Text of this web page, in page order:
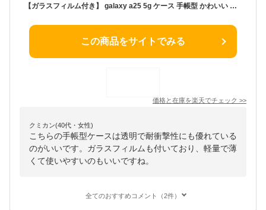
【ガラスフィルム付き】 galaxy a25 5g ケース 手帳型 かわいい クリア カバー 透明 保護フィルム 手帳 無地 ギャラクシー A25 5G ケース スマホケース シンプル かっこいい おしゃれ 耐衝撃 保護ガラス サムスン 携帯カバー 携帯ケース スマホカバー 人気
この商品をサイトでみる
価格と在庫を楽天でチェック >>
クミカン(40代・女性)
こちらの手帳型ケースは透明で耐衝撃性にも優れている
のがいいです。ガラスフィルムも付いており、軽量で薄
くて使いやすいのもいいですね。
全てのおすすめコメント（2件）